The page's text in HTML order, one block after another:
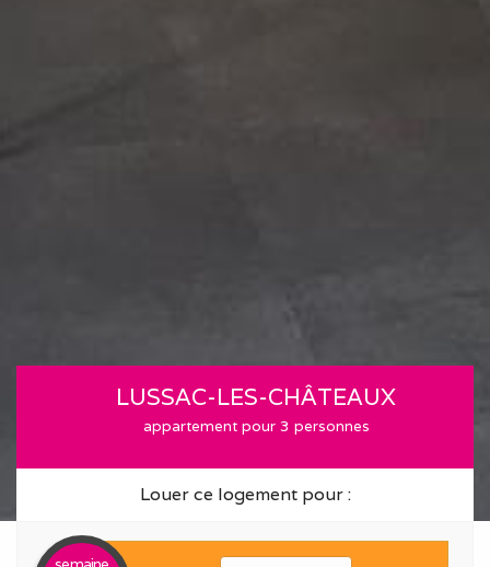
LUSSAC-LES-CHÂTEAUX
appartement pour 3 personnes
Louer ce logement pour :